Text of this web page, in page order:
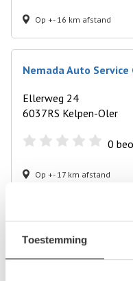
Toestemming
Op +- 16 km afstand
Nemada Auto
Ellerweg 24
6037RS Kelpen-Oler
0
Op +- 17 km afstand
Renault Specialist